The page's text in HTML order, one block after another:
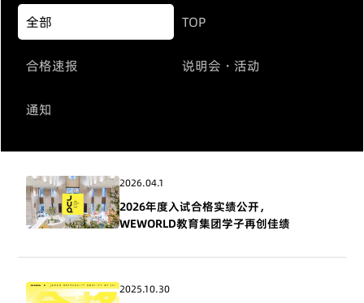
全部 TOP
合格速报 说明会・活动
通知
2026.04.1
2026年度入试合格实绩公开，
WEWORLD教育集团学子再创佳绩
2025.10.30